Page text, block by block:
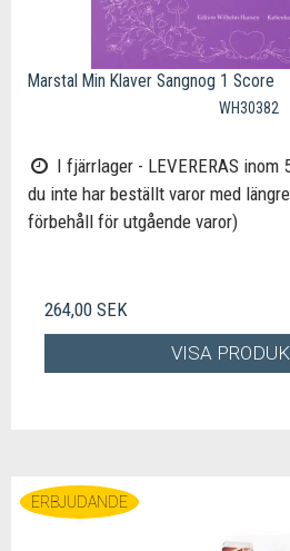
Marstal Min Klaver Sangnog 1 Score
WH30382
I fjärrlager - LEVERERAS inom
du inte har beställt varor med
förbehåll för utgående varor)
264,00 SEK
VISA
ERBJUDANDE